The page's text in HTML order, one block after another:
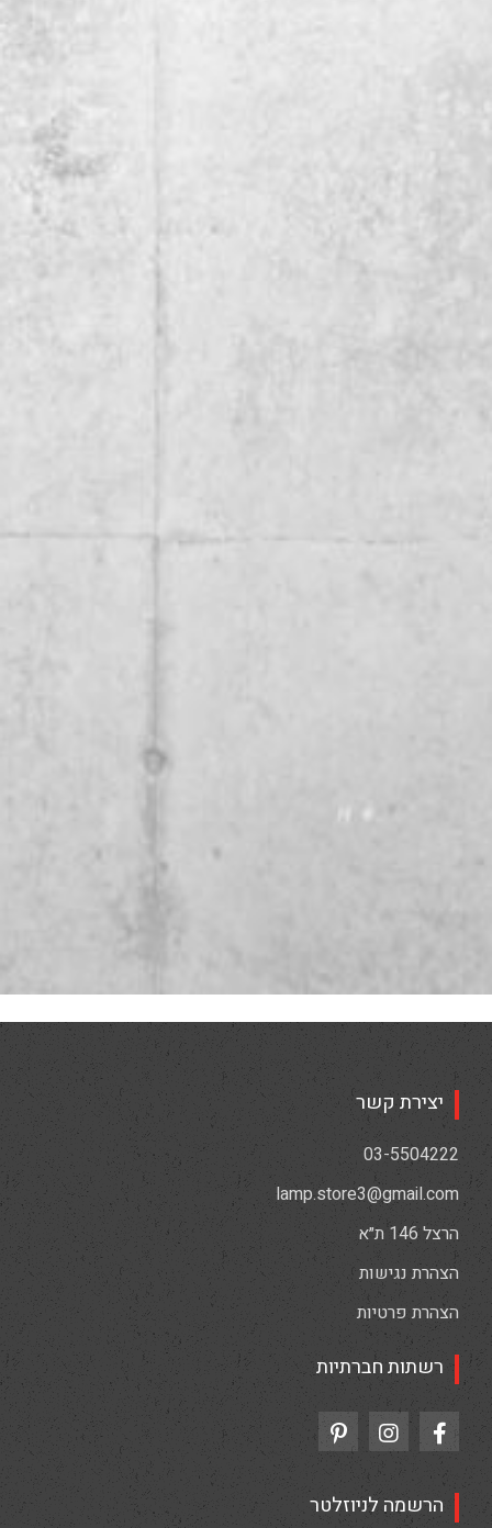
יצירת קשר
03-5504222
lamp.store3@gmail.com
הרצל 146 ת״א
הצהרת נגישות
הצהרת פרטיות
רשתות חברתיות
הרשמה לניוזלטר